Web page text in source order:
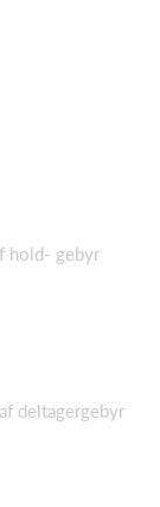
hold- gebyr
deltagergebyr